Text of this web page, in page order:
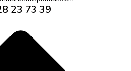
23 73 39